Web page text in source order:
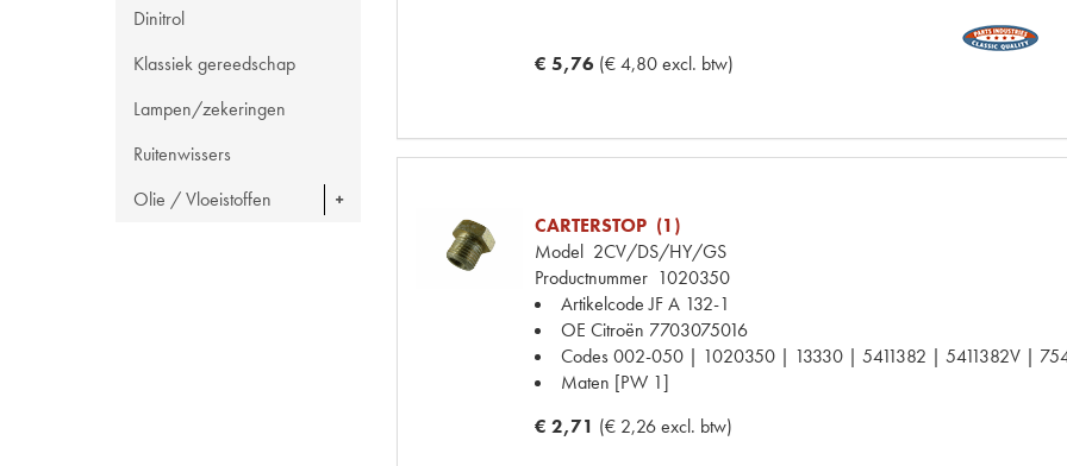
Dinitrol
Klassiek gereedschap
Lampen/zekeringen
Ruitenwissers
Olie / Vloeistoffen
€ 5,76 (€ 4,80 excl. btw)
CARTERSTOP (1)
Model 2CV/DS/HY/GS
Productnummer 1020350
Artikelcode JFA 132-1
OE Citroën 7703075016
Codes002-050 | 1020350 | 13330 | 5411382 | 5411382V |
Maten [PW 1]
€ 2,71 (€ 2,26 excl. btw)